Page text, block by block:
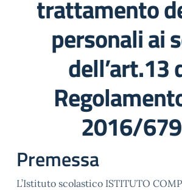
trattamento
personali ai
dell’art.13
2016/
Premessa
L’Istituto scolastico ISTITUTO